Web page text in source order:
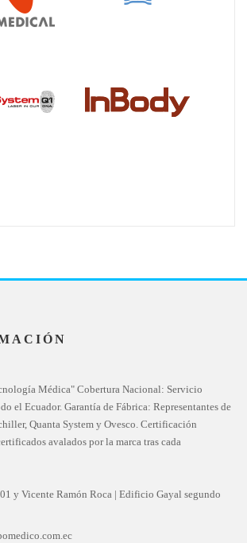
Médica" Cobertura Nacional: Servicio
el Ecuador. Garantía de Fábrica: Representantes de
Quanta System y Ovesco. Certificación
avalados por la marca tras cada
y Vicente Ramón Roca | Edificio Gayal segundo